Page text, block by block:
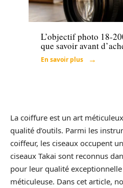
Tech
L’objectif photo 18-
que savoir avant
En savoir plus
La coiffure est un art
qualité d’outils. Parmi les
coiffeur, les ciseaux occupent
ciseaux Takai sont reconnus
pour leur qualité
méticuleuse. Dans cet article,